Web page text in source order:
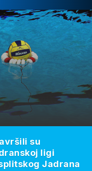
su
ligi
Jadrana